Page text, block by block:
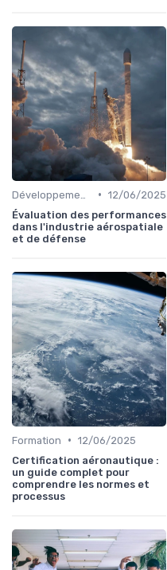
• 12/06/2025
Évaluation des performances
dans l'industrie aérospatiale
et de défense
Formation • 12/06/2025
Certification aéronautique :
un guide complet pour
comprendre les normes et
processus